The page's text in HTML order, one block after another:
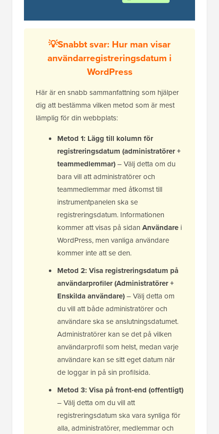
💡Snabbt svar: Hur man visar
användarregistreringsdatum i
WordPress
Här är en snabb sammanfattning som hjälper
dig att bestämma vilken metod som är mest
lämplig för din webbplats:
Metod 1: Lägg till kolumn för
registreringsdatum (administratörer +
teammedlemmar)– Välj detta om du
bara vill att administratörer och
teammedlemmar med åtkomst till
instrumentpanelen ska se
registreringsdatum. Informationen
kommer att visas på sidan Användare i
WordPress, men vanliga användare
kommer inte att se den.
Metod 2: Visa registreringsdatum på
användarprofiler (Administratörer +
Enskilda användare)– Välj detta om
du vill att både administratörer och
användare ska se anslutningsdatumet.
Administratörer kan se det på vilken
användarprofil som helst, medan varje
användare kan se sitt eget datum när
de loggar in på sin profilsida.
Metod 3: Visa på front-end (offentligt)
– Välj detta om du vill att
registreringsdatum ska vara synliga för
alla, administratörer, medlemmar och